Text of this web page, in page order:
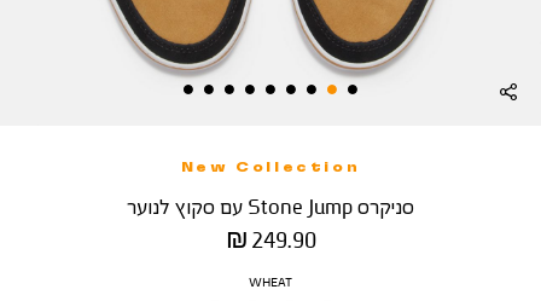
New Collection
סניקרס Stone Jump עם סקוץ לנוער
מחיר
מוצר
249.90 ₪
צבע
WHEAT